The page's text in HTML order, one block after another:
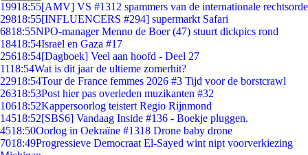
19918:55[AMV] VS #1312 spammers van de internationale rechtsorde
29818:55[INFLUENCERS #294] supermarkt Safari
6818:55NPO-manager Menno de Boer (47) stuurt dickpics rond
18418:54Israel en Gaza #17
25618:54[Dagboek] Veel aan hoofd - Deel 27
1118:54Wat is dit jaar de ultieme zomerhit?
22918:54Tour de France femmes 2026 #3 Tijd voor de borstcrawl
26318:53Post hier pas overleden muzikanten #32
10618:52Kappersoorlog teistert Regio Rijnmond
14518:52[SBS6] Vandaag Inside #136 - Boekje pluggen.
4518:50Oorlog in Oekraïne #1318 Drone baby drone
7018:49Progressieve Democraat El-Sayed wint nipt voorverkiezing